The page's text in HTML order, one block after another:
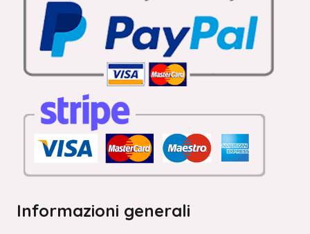
Informazioni generali